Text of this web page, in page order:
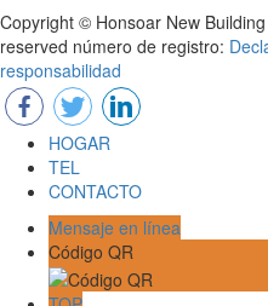
Copyright © Honsoar New
reserved número de registro:
responsabilidad
HOGAR
TEL
CONTACTO
Mensaje en línea
Código QR